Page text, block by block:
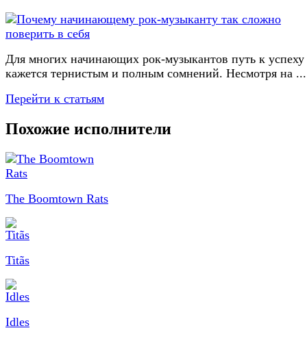
Для многих начинающих рок-музыкантов путь к успеху
кажется тернистым и полным сомнений. Несмотря на ...
Перейти к статьям
Похожие исполнители
The Boomtown Rats
Titãs
Idles